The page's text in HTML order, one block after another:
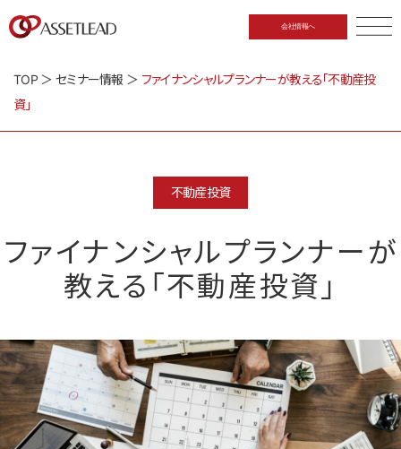
会社情報へ
TOP＞ セミナー情報 ＞ ファイナンシャルプランナーが教える「不動産投
資」
不動産投資
ファイナンシャルプランナーが
教える「不動産投資」